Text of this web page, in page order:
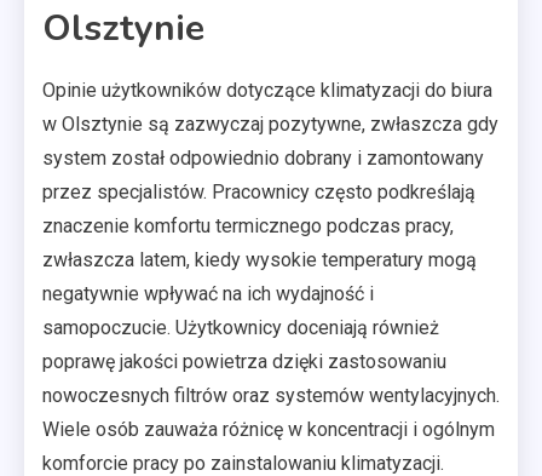
Olsztynie
Opinie użytkowników dotyczące klimatyzacji do biura
w Olsztynie są zazwyczaj pozytywne, zwłaszcza gdy
system został odpowiednio dobrany i zamontowany
przez specjalistów. Pracownicy często podkreślają
znaczenie komfortu termicznego podczas pracy,
zwłaszcza latem, kiedy wysokie temperatury mogą
negatywnie wpływać na ich wydajność i
samopoczucie. Użytkownicy doceniają również
poprawę jakości powietrza dzięki zastosowaniu
nowoczesnych filtrów oraz systemów wentylacyjnych.
Wiele osób zauważa różnicę w koncentracji i ogólnym
komforcie pracy po zainstalowaniu klimatyzacji.